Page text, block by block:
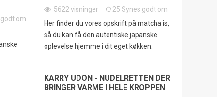
om
5622 visninger 25 Synes godt om
Her finder du vores opskrift på matcha is,
så du kan få den autentiske japanske
oplevelse hjemme i dit eget køkken.
KARRY UDON - NUDELRETTEN DER
BRINGER VARME I HELE KROPPEN